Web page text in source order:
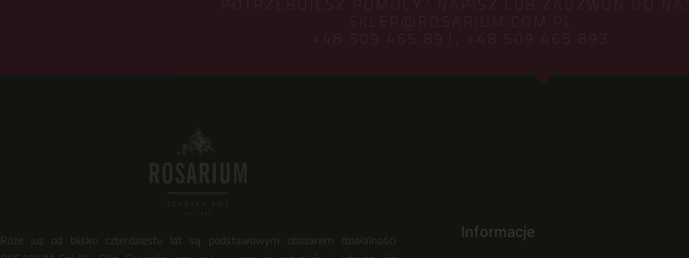
SKLEP@ROSARIUM.COM.PL
+48 509 465 891, +48 509 465 893
Róże już od blisko czterdziestu lat są podstawowym obszarem działalności
Informacje